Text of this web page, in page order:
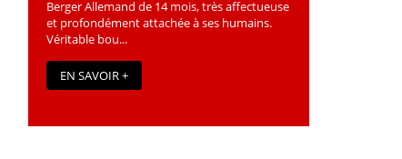
Berger Allemand de 14 mois, très affectueuse
et profondément attachée à ses humains.
Véritable bou...
EN SAVOIR +